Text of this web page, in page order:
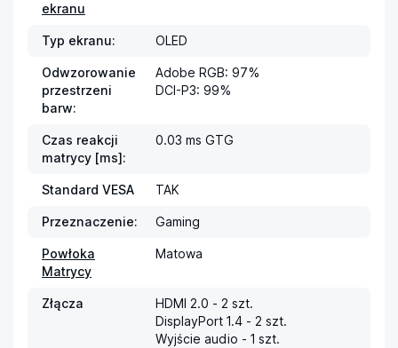
ekranu
Typ ekranu: OLED
Odwzorowanie
przestrzeni
barw:
Adobe RGB: 97%
DCI-P3: 99%
Czas reakcji
matrycy [ms]:
0.03 ms GTG
Standard VESA TAK
Przeznaczenie: Gaming
Powłoka
Matrycy
Matowa
Złącza
HDMI 2.0 - 2 szt.
DisplayPort 1.4 - 2 szt.
Wyjście audio - 1 szt.